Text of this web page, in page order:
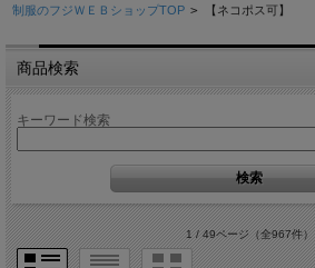
制服のフジＷＥＢショップTOP > 【ネコポス可】
商品検索
キーワード検索
1 / 49ページ（全967件）